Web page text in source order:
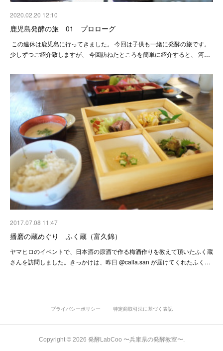
2020.02.20 12:10
鹿児島発酵の旅 01 プロローグ
この連休は鹿児島に行ってきました。 今回は子供も一緒に発酵の旅です。
少しずつご紹介致しますが、 今回訪ねたところを簡単に紹介すると、 河…
2017.07.08 11:47
播磨の蔵めぐり ふく蔵（富久錦）
ヤマヒロのイベントで、日本酒の原酒で作る梅酒作りを教えて頂いたふく蔵
さんを訪問しました。きっかけは、昨日 @calla.san が届けてくれたふく…
プライバシーポリシー 特定商取引法に基づく表記
Copyright © 2026 発酵LabCoo 〜兵庫県の発酵教室〜.